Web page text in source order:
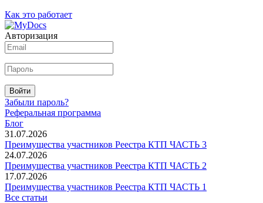
Как это работает
Авторизация
Войти
Забыли пароль?
Реферальная программа
Блог
31.07.2026
Преимущества участников Реестра КТП ЧАСТЬ 3
24.07.2026
Преимущества участников Реестра КТП ЧАСТЬ 2
17.07.2026
Преимущества участников Реестра КТП ЧАСТЬ 1
Все статьи